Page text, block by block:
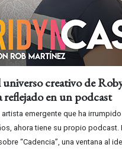
universo creativo de
reflejado en un podcast
artista emergente que ha
ahora tiene su propio podcast.
“Cadencia”, una ventana al